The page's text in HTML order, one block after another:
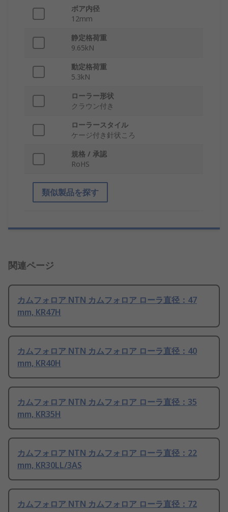
ボア内径
12mm
静定格荷重
9.65kN
動定格荷重
5.3kN
ローラー形状
クラウン付き
ローラースタイル
ケージ付き針状ころ
規格 / 承認
RoHS
類似製品を探す
関連ページ
カムフォロア NTN カムフォロア ローラ直径：47
mm, KR47H
カムフォロア NTN カムフォロア ローラ直径：40
mm, KR40H
カムフォロア NTN カムフォロア ローラ直径：35
mm, KR35H
カムフォロア NTN カムフォロア ローラ直径：22
mm, KR30LL/3AS
カムフォロア NTN カムフォロア ローラ直径：72